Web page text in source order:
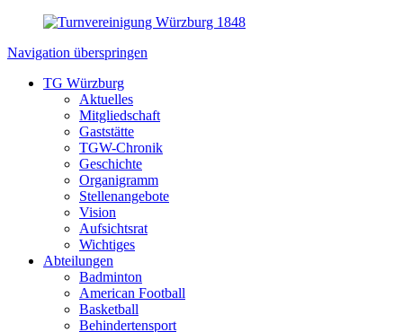
Navigation überspringen
TG Würzburg
Aktuelles
Mitgliedschaft
Gaststätte
TGW-Chronik
Geschichte
Organigramm
Stellenangebote
Vision
Aufsichtsrat
Wichtiges
Abteilungen
Badminton
American Football
Basketball
Behindertensport